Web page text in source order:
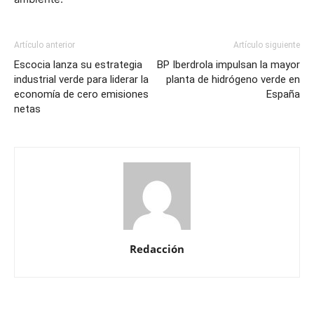
Artículo anterior
Escocia lanza su estrategia
industrial verde para liderar la
economía de cero emisiones
netas
Artículo siguiente
BP Iberdrola impulsan la mayor
planta de hidrógeno verde en
España
Redacción